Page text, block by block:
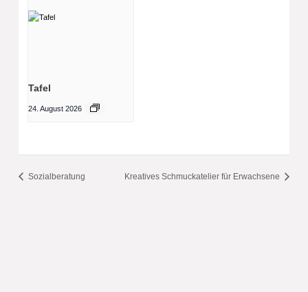
Tafel
24. August 2026
Sozialberatung Kreatives Schmuckatelier für Erwachsene